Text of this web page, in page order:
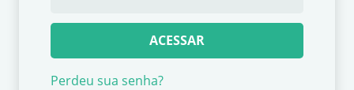
ACESSAR
Perdeu sua senha?